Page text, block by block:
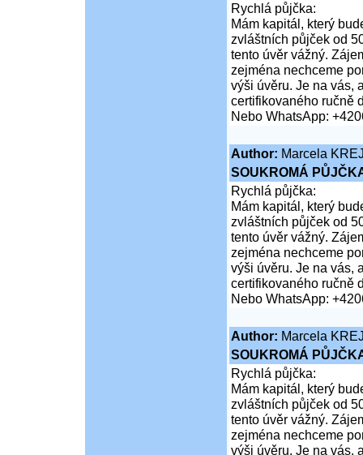
Rychlá půjčka:
Mám kapitál, který
zvláštních půjček od
tento úvěr vážný.
zejména nechceme
výši úvěru. Je na vás,
certifikovaného ručně
Nebo WhatsApp:
Author: Marcela
SOUKROMÁ
Rychlá půjčka:
Mám kapitál, který
zvláštních půjček od
tento úvěr vážný.
zejména nechceme
výši úvěru. Je na vás,
certifikovaného ručně
Nebo WhatsApp:
Author: Marcela
SOUKROMÁ
Rychlá půjčka:
Mám kapitál, který
zvláštních půjček od
tento úvěr vážný.
zejména nechceme
výši úvěru. Je na vás,